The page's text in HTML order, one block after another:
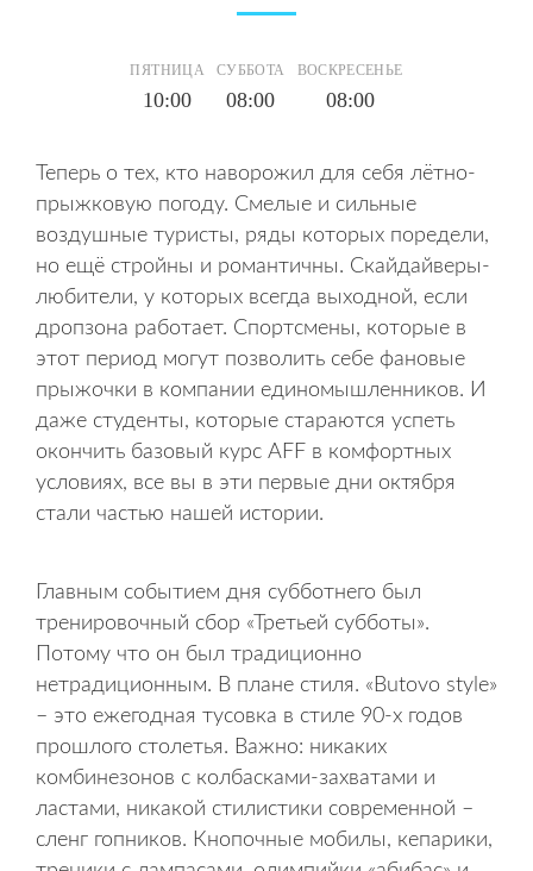
ПЯТНИЦА
10:00
СУББОТА
08:00
ВОСКРЕСЕНЬЕ
08:00
Теперь о тех, кто наворожил для себя лётно-
прыжковую погоду. Смелые и сильные
воздушные туристы, ряды которых поредели,
но ещё стройны и романтичны. Скайдайверы-
любители, у которых всегда выходной, если
дропзона работает. Спортсмены, которые в
этот период могут позволить себе фановые
прыжочки в компании единомышленников. И
даже студенты, которые стараются успеть
окончить базовый курс AFF в комфортных
условиях, все вы в эти первые дни октября
стали частью нашей истории.
Главным событием дня субботнего был
тренировочный сбор «Третьей субботы».
Потому что он был традиционно
нетрадиционным. В плане стиля. «Butovo style»
– это ежегодная тусовка в стиле 90-х годов
прошлого столетья. Важно: никаких
комбинезонов с колбасками-захватами и
ластами, никакой стилистики современной –
сленг гопников. Кнопочные мобилы, кепарики,